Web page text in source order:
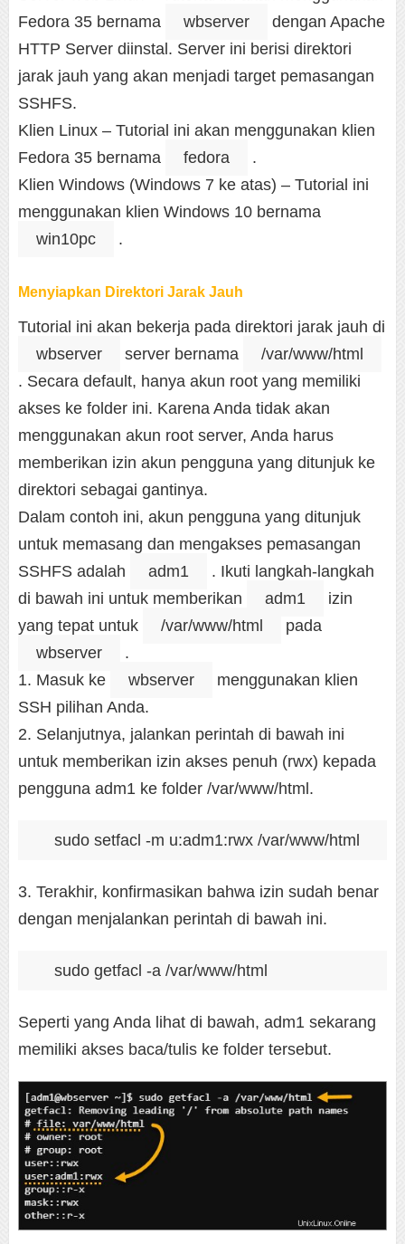
Fedora 35 bernama
wbserver
dengan Apache
HTTP Server diinstal. Server ini berisi direktori
jarak jauh yang akan menjadi target pemasangan
SSHFS.
Klien Linux – Tutorial ini akan menggunakan klien
Fedora 35 bernama
fedora
.
Klien Windows (Windows 7 ke atas) – Tutorial ini
menggunakan klien Windows 10 bernama
win10pc
.
Menyiapkan Direktori Jarak Jauh
Tutorial ini akan bekerja pada direktori jarak jauh di
wbserver
server bernama
/var/www/html
. Secara default, hanya akun root yang memiliki
akses ke folder ini. Karena Anda tidak akan
menggunakan akun root server, Anda harus
memberikan izin akun pengguna yang ditunjuk ke
direktori sebagai gantinya.
Dalam contoh ini, akun pengguna yang ditunjuk
untuk memasang dan mengakses pemasangan
SSHFS adalah
adm1
. Ikuti langkah-langkah
di bawah ini untuk memberikan
adm1
izin
yang tepat untuk
/var/www/html
pada
wbserver
.
1. Masuk ke
wbserver
menggunakan klien
SSH pilihan Anda.
2. Selanjutnya, jalankan perintah di bawah ini
untuk memberikan izin akses penuh (rwx) kepada
pengguna adm1 ke folder /var/www/html.
sudo setfacl -m u:adm1:rwx /var/www/html
3. Terakhir, konfirmasikan bahwa izin sudah benar
dengan menjalankan perintah di bawah ini.
sudo getfacl -a /var/www/html
Seperti yang Anda lihat di bawah, adm1 sekarang
memiliki akses baca/tulis ke folder tersebut.